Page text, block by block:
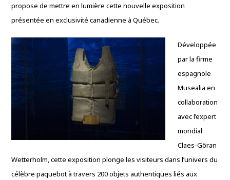
propose de mettre en lumière cette nouvelle exposition
présentée en exclusivité canadienne à Québec.
Développée
par la firme
espagnole
Musealia en
collaboration
avec l’expert
mondial
Claes-Göran
Wetterholm, cette exposition plonge les visiteurs dans l’univers du
célèbre paquebot à travers 200 objets authentiques liés aux